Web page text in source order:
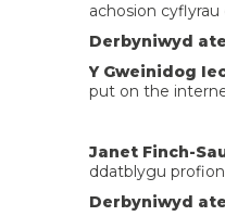
achosion
Derbyniwyd
Y Gweinidog
put on the
Janet Finch-
ddatblygu
Derbyniwyd